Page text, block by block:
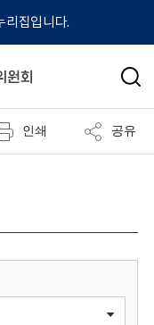
리집입니다.
검
인쇄 공유